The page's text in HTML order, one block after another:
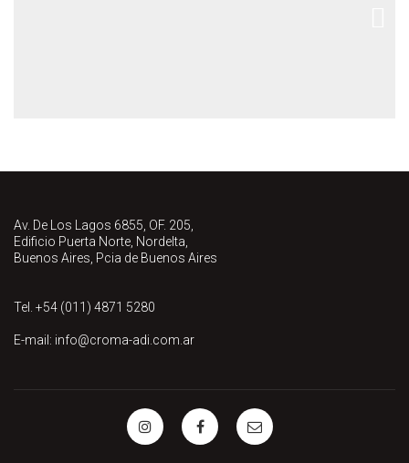
Av. De Los Lagos 6855, OF. 205,
Edificio Puerta Norte, Nordelta,
Buenos Aires, Pcia de Buenos Aires
Tel. +54 (011) 4871 5280
E-mail: info@croma-adi.com.ar